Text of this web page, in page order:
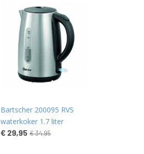
Bartscher 200095 RVS
waterkoker 1.7 liter
€ 29,95 € 34,95